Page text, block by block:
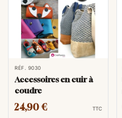
RÉF. 9030
Accessoires en cuir à
coudre
24,90 € TTC